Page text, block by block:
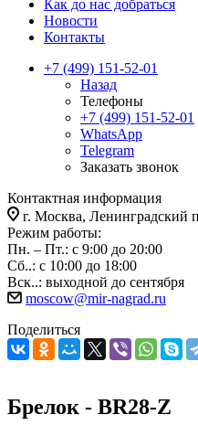
Как до нас добраться
Новости
Контакты
+7 (499) 151-52-01
Назад
Телефоны
+7 (499) 151-52-01
WhatsApp
Telegram
Заказать звонок
Контактная информация
г. Москва, Ленинградский
Режим работы:
Пн. – Пт.: с 9:00 до 20:00
Сб..: с 10:00 до 18:00
Вск..: выходной до сентября
moscow@mir-nagrad.ru
Поделиться
Брелок - BR28-Z